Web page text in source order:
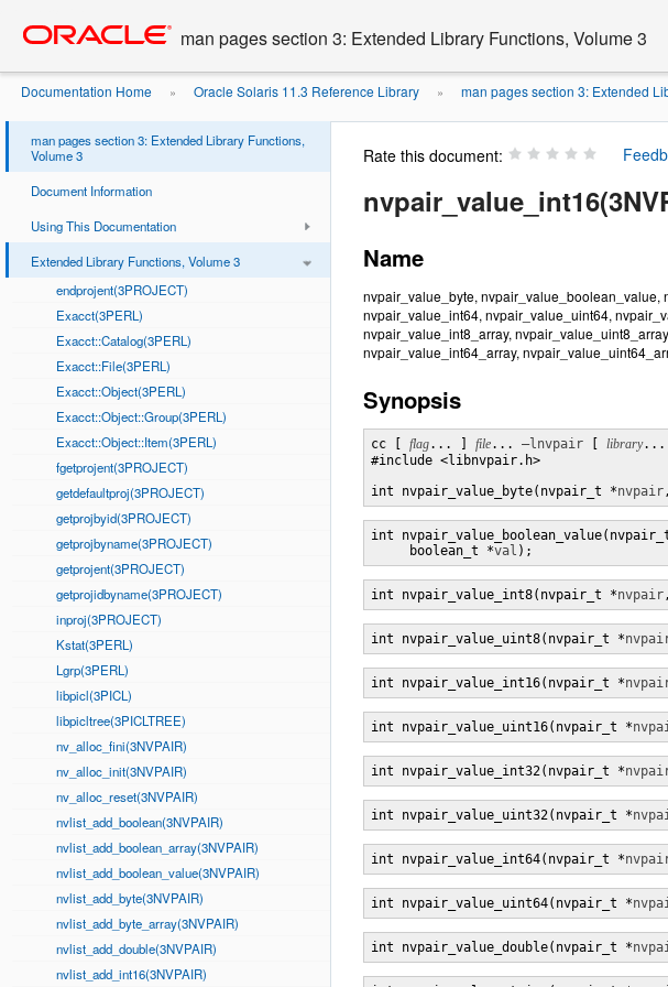
content
man pages section 3: Extended Library Functions, Volume 3
Documentation Home » Oracle Solaris 11.3 Reference Library » man pages section 3: Extended
man pages section 3: Extended Library Functions,
Volume 3
Document Information
Using This Documentation
Extended Library Functions, Volume 3
endprojent(3PROJECT)
Exacct(3PERL)
Exacct::Catalog(3PERL)
Exacct::File(3PERL)
Exacct::Object(3PERL)
Exacct::Object::Group(3PERL)
Exacct::Object::Item(3PERL)
fgetprojent(3PROJECT)
getdefaultproj(3PROJECT)
getprojbyid(3PROJECT)
getprojbyname(3PROJECT)
getprojent(3PROJECT)
getprojidbyname(3PROJECT)
inproj(3PROJECT)
Kstat(3PERL)
Lgrp(3PERL)
libpicl(3PICL)
libpicltree(3PICLTREE)
nv_alloc_fini(3NVPAIR)
nv_alloc_init(3NVPAIR)
nv_alloc_reset(3NVPAIR)
nvlist_add_boolean(3NVPAIR)
nvlist_add_boolean_array(3NVPAIR)
nvlist_add_boolean_value(3NVPAIR)
nvlist_add_byte(3NVPAIR)
nvlist_add_byte_array(3NVPAIR)
nvlist_add_double(3NVPAIR)
nvlist_add_int16(3NVPAIR)
Rate this document:
Name
nvpair_value_byte,
nvpair_value_int64, nvpair_value_uint64,
nvpair_value_int8_array,
nvpair_value_int64_array,
Synopsis
cc [ flag... ] file... –lnvpair library...
#include <libnvpair.h>
int nvpair_value_byte(nvpair_t *nvpair
int
     boolean_t *
val );
int nvpair_value_int8(nvpair_t *nvpair
int nvpair_value_uint8(nvpair_t *
int nvpair_value_int16(nvpair_t *
int nvpair_value_uint16(nvpair_t *
int nvpair_value_int32(nvpair_t *
int nvpair_value_uint32(nvpair_t *
int nvpair_value_int64(nvpair_t *
int nvpair_value_uint64(nvpair_t *
int nvpair_value_double(nvpair_t *